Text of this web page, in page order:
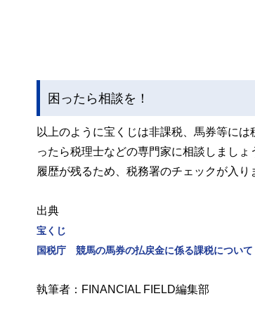
困ったら相談を！
以上のように宝くじは非課税、馬券等に
ったら税理士などの専門家に相談しまし
履歴が残るため、税務署のチェックが入
出典
宝くじ
国税庁 競馬の馬券の払戻金に係る課税について
執筆者：FINANCIAL FIELD編集部